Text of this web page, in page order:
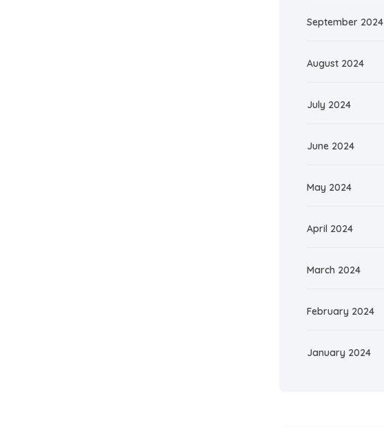
September 2024
August 2024
July 2024
June 2024
May 2024
April 2024
March 2024
February 2024
January 2024